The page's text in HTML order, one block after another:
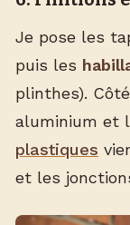
Je pose les
puis les
plinthes).
aluminium et
plastiques
et les